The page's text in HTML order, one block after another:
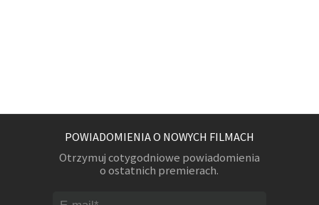
POWIADOMIENIA O NOWYCH FILMACH
Otrzymuj cotygodniowe powiadomienia
o ostatnich premierach.